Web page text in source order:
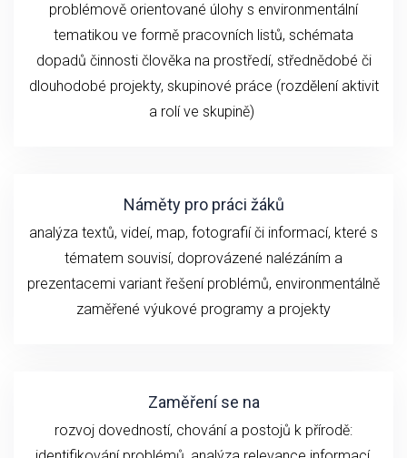
problémově orientované úlohy s environmentální
tematikou ve formě pracovních listů, schémata
dopadů činnosti člověka na prostředí, střednědobé či
dlouhodobé projekty, skupinové práce (rozdělení aktivit
a rolí ve skupině)
Náměty pro práci žáků
analýza textů, videí, map, fotografií či informací, které s
tématem souvisí, doprovázené nalézáním a
prezentacemi variant řešení problémů, environmentálně
zaměřené výukové programy a projekty
Zaměření se na
rozvoj dovedností, chování a postojů k přírodě: